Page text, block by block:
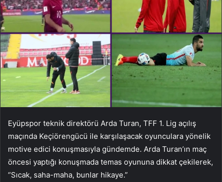
Eyüpspor teknik direktörü Arda Turan, TFF 1. Lig açılış
maçında Keçiörengücü ile karşılaşacak oyunculara yönelik
motive edici konuşmasıyla gündemde. Arda Turan’ın maç
öncesi yaptığı konuşmada temas oyununa dikkat çekilerek,
“Sıcak, saha-maha, bunlar hikaye.”